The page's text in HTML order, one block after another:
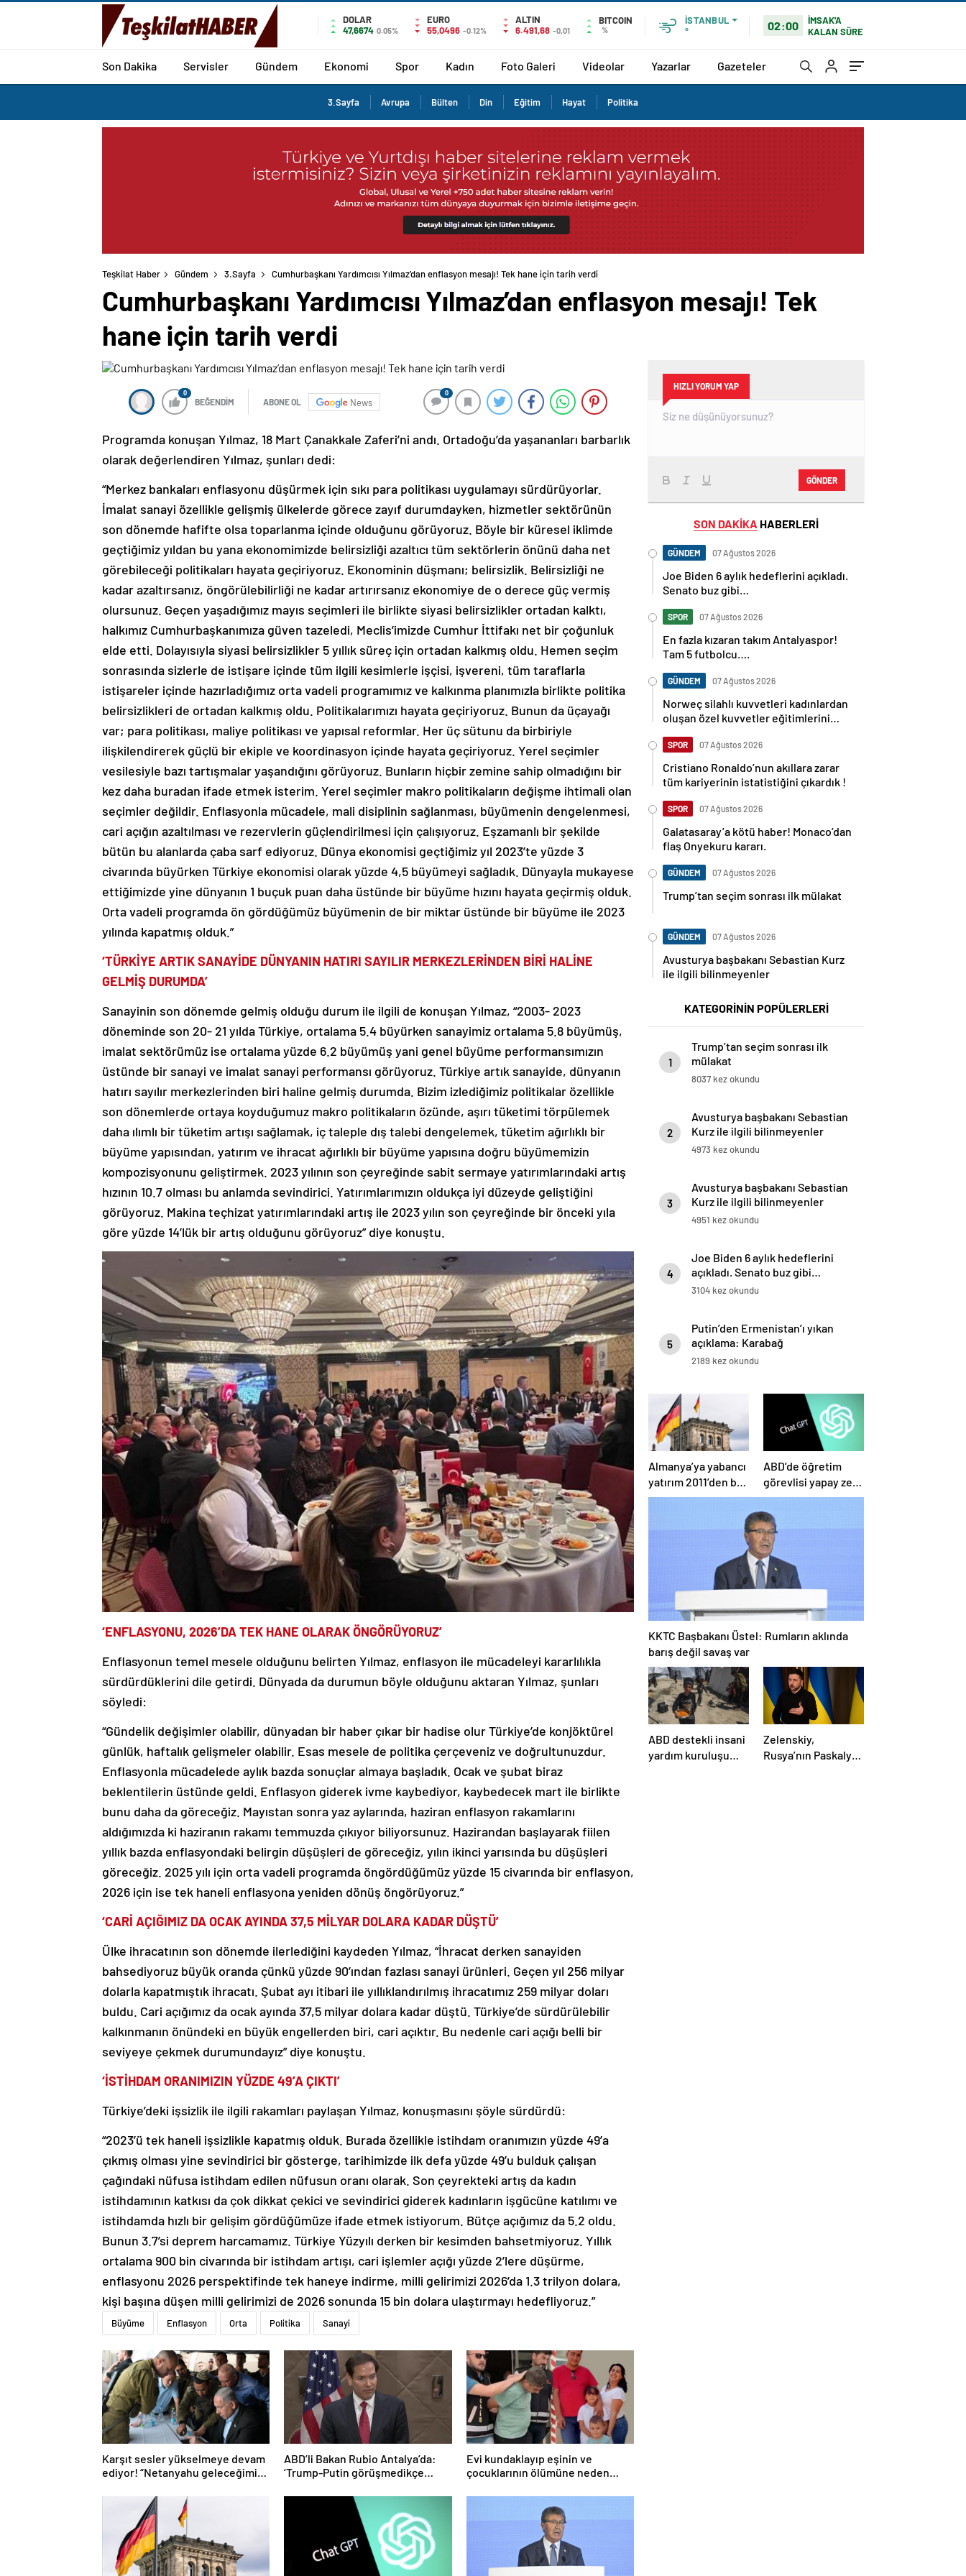
DOLAR
47,6674 0.05%
EURO
55,0496 -0.12%
ALTIN
6.491,68 -0,01
BITCOIN
%
İSTANBUL
°
02:00
İMSAK'A
KALAN SÜRE
Son Dakika Servisler Gündem Ekonomi Spor Kadın Foto Galeri Videolar Yazarlar Gazeteler
3.Sayfa Avrupa Bülten Din Eğitim Hayat Politika
Teşkilat Haber Gündem 3.Sayfa Cumhurbaşkanı Yardımcısı Yılmaz’dan enflasyon mesajı! Tek hane için tarih verdi
Cumhurbaşkanı Yardımcısı Yılmaz’dan enflasyon mesajı! Tek
hane için tarih verdi
0
BEĞENDİM ABONE OL News
0
Programda konuşan Yılmaz, 18 Mart Çanakkale Zaferi’ni andı. Ortadoğu’da yaşananları barbarlık
olarak değerlendiren Yılmaz, şunları dedi:
“Merkez bankaları enflasyonu düşürmek için sıkı para politikası uygulamayı sürdürüyorlar.
İmalat sanayi özellikle gelişmiş ülkelerde görece zayıf durumdayken, hizmetler sektörünün
son dönemde hafifte olsa toparlanma içinde olduğunu görüyoruz. Böyle bir küresel iklimde
geçtiğimiz yıldan bu yana ekonomimizde belirsizliği azaltıcı tüm sektörlerin önünü daha net
görebileceği politikaları hayata geçiriyoruz. Ekonominin düşmanı; belirsizlik. Belirsizliği ne
kadar azaltırsanız, öngörülebilirliği ne kadar artırırsanız ekonomiye de o derece güç vermiş
olursunuz. Geçen yaşadığımız mayıs seçimleri ile birlikte siyasi belirsizlikler ortadan kalktı,
halkımız Cumhurbaşkanımıza güven tazeledi, Meclis’imizde Cumhur İttifakı net bir çoğunluk
elde etti. Dolayısıyla siyasi belirsizlikler 5 yıllık süreç için ortadan kalkmış oldu. Hemen seçim
sonrasında sizlerle de istişare içinde tüm ilgili kesimlerle işçisi, işvereni, tüm taraflarla
istişareler içinde hazırladığımız orta vadeli programımız ve kalkınma planımızla birlikte politika
belirsizlikleri de ortadan kalkmış oldu. Politikalarımızı hayata geçiriyoruz. Bunun da üçayağı
var; para politikası, maliye politikası ve yapısal reformlar. Her üç sütunu da birbiriyle
ilişkilendirerek güçlü bir ekiple ve koordinasyon içinde hayata geçiriyoruz. Yerel seçimler
vesilesiyle bazı tartışmalar yaşandığını görüyoruz. Bunların hiçbir zemine sahip olmadığını bir
kez daha buradan ifade etmek isterim. Yerel seçimler makro politikaların değişme ihtimali olan
seçimler değildir. Enflasyonla mücadele, mali disiplinin sağlanması, büyümenin dengelenmesi,
cari açığın azaltılması ve rezervlerin güçlendirilmesi için çalışıyoruz. Eşzamanlı bir şekilde
bütün bu alanlarda çaba sarf ediyoruz. Dünya ekonomisi geçtiğimiz yıl 2023’te yüzde 3
civarında büyürken Türkiye ekonomisi olarak yüzde 4,5 büyümeyi sağladık. Dünyayla mukayese
ettiğimizde yine dünyanın 1 buçuk puan daha üstünde bir büyüme hızını hayata geçirmiş olduk.
Orta vadeli programda ön gördüğümüz büyümenin de bir miktar üstünde bir büyüme ile 2023
yılında kapatmış olduk.”
‘TÜRKİYE ARTIK SANAYİDE DÜNYANIN HATIRI SAYILIR MERKEZLERİNDEN BİRİ HALİNE
GELMİŞ DURUMDA’
Sanayinin son dönemde gelmiş olduğu durum ile ilgili de konuşan Yılmaz, “2003- 2023
döneminde son 20- 21 yılda Türkiye, ortalama 5.4 büyürken sanayimiz ortalama 5.8 büyümüş,
imalat sektörümüz ise ortalama yüzde 6.2 büyümüş yani genel büyüme performansımızın
üstünde bir sanayi ve imalat sanayi performansı görüyoruz. Türkiye artık sanayide, dünyanın
hatırı sayılır merkezlerinden biri haline gelmiş durumda. Bizim izlediğimiz politikalar özellikle
son dönemlerde ortaya koyduğumuz makro politikaların özünde, aşırı tüketimi törpülemek
daha ılımlı bir tüketim artışı sağlamak, iç taleple dış talebi dengelemek, tüketim ağırlıklı bir
büyüme yapısından, yatırım ve ihracat ağırlıklı bir büyüme yapısına doğru büyümemizin
kompozisyonunu geliştirmek. 2023 yılının son çeyreğinde sabit sermaye yatırımlarındaki artış
hızının 10.7 olması bu anlamda sevindirici. Yatırımlarımızın oldukça iyi düzeyde geliştiğini
görüyoruz. Makina teçhizat yatırımlarındaki artış ile 2023 yılın son çeyreğinde bir önceki yıla
göre yüzde 14’lük bir artış olduğunu görüyoruz” diye konuştu.
‘ENFLASYONU, 2026’DA TEK HANE OLARAK ÖNGÖRÜYORUZ’
Enflasyonun temel mesele olduğunu belirten Yılmaz, enflasyon ile mücadeleyi kararlılıkla
sürdürdüklerini dile getirdi. Dünyada da durumun böyle olduğunu aktaran Yılmaz, şunları
söyledi:
“Gündelik değişimler olabilir, dünyadan bir haber çıkar bir hadise olur Türkiye’de konjöktürel
günlük, haftalık gelişmeler olabilir. Esas mesele de politika çerçeveniz ve doğrultunuzdur.
Enflasyonla mücadelede aylık bazda sonuçlar almaya başladık. Ocak ve şubat biraz
beklentilerin üstünde geldi. Enflasyon giderek ivme kaybediyor, kaybedecek mart ile birlikte
bunu daha da göreceğiz. Mayıstan sonra yaz aylarında, haziran enflasyon rakamlarını
aldığımızda ki haziranın rakamı temmuzda çıkıyor biliyorsunuz. Hazirandan başlayarak fiilen
yıllık bazda enflasyondaki belirgin düşüşleri de göreceğiz, yılın ikinci yarısında bu düşüşleri
göreceğiz. 2025 yılı için orta vadeli programda öngördüğümüz yüzde 15 civarında bir enflasyon,
2026 için ise tek haneli enflasyona yeniden dönüş öngörüyoruz.”
‘CARİ AÇIĞIMIZ DA OCAK AYINDA 37,5 MİLYAR DOLARA KADAR DÜŞTÜ’
Ülke ihracatının son dönemde ilerlediğini kaydeden Yılmaz, “İhracat derken sanayiden
bahsediyoruz büyük oranda çünkü yüzde 90’ından fazlası sanayi ürünleri. Geçen yıl 256 milyar
dolarla kapatmıştık ihracatı. Şubat ayı itibari ile yıllıklandırılmış ihracatımız 259 milyar doları
buldu. Cari açığımız da ocak ayında 37,5 milyar dolara kadar düştü. Türkiye’de sürdürülebilir
kalkınmanın önündeki en büyük engellerden biri, cari açıktır. Bu nedenle cari açığı belli bir
seviyeye çekmek durumundayız” diye konuştu.
‘İSTİHDAM ORANIMIZIN YÜZDE 49’A ÇIKTI’
Türkiye’deki işsizlik ile ilgili rakamları paylaşan Yılmaz, konuşmasını şöyle sürdürdü:
“2023’ü tek haneli işsizlikle kapatmış olduk. Burada özellikle istihdam oranımızın yüzde 49’a
çıkmış olması yine sevindirici bir gösterge, tarihimizde ilk defa yüzde 49’u bulduk çalışan
çağındaki nüfusa istihdam edilen nüfusun oranı olarak. Son çeyrekteki artış da kadın
istihdamının katkısı da çok dikkat çekici ve sevindirici giderek kadınların işgücüne katılımı ve
istihdamda hızlı bir gelişim gördüğümüze ifade etmek istiyorum. Bütçe açığımız da 5.2 oldu.
Bunun 3.7’si deprem harcamamız. Türkiye Yüzyılı derken bir kesimden bahsetmiyoruz. Yıllık
ortalama 900 bin civarında bir istihdam artışı, cari işlemler açığı yüzde 2’lere düşürme,
enflasyonu 2026 perspektifinde tek haneye indirme, milli gelirimizi 2026’da 1.3 trilyon dolara,
kişi başına düşen milli gelirimizi de 2026 sonunda 15 bin dolara ulaştırmayı hedefliyoruz.”
Büyüme Enflasyon Orta Politika Sanayi
Karşıt sesler yükselmeye devam
ediyor! “Netanyahu geleceğimizi
ABD’li Bakan Rubio Antalya’da:
‘Trump-Putin görüşmedikçe
Evi kundaklayıp eşinin ve
çocuklarının ölümüne neden
çıktı
HIZLI YORUM YAP
GÖNDER
SON DAKİKA HABERLERİ
GÜNDEM 07 Ağustos 2026
Joe Biden 6 aylık hedeflerini açıkladı.
Senato buz gibi…
SPOR 07 Ağustos 2026
En fazla kızaran takım Antalyaspor!
Tam 5 futbolcu….
GÜNDEM 07 Ağustos 2026
Norweç silahlı kuvvetleri kadınlardan
oluşan özel kuvvetler eğitimlerini
SPOR 07 Ağustos 2026
Cristiano Ronaldo’nun akıllara zarar
tüm kariyerinin istatistiğini çıkardık !
SPOR 07 Ağustos 2026
Galatasaray’a kötü haber! Monaco’dan
flaş Onyekuru kararı.
GÜNDEM 07 Ağustos 2026
Trump’tan seçim sonrası ilk mülakat
GÜNDEM 07 Ağustos 2026
Avusturya başbakanı Sebastian Kurz
ile ilgili bilinmeyenler
KATEGORİNİN POPÜLERLERİ
1
Trump’tan seçim sonrası ilk
mülakat
8037 kez okundu
2
Avusturya başbakanı Sebastian
Kurz ile ilgili bilinmeyenler
4973 kez okundu
3
Avusturya başbakanı Sebastian
Kurz ile ilgili bilinmeyenler
4951 kez okundu
4
Joe Biden 6 aylık hedeflerini
açıkladı. Senato buz gibi…
3104 kez okundu
5
Putin’den Ermenistan’ı yıkan
açıklama: Karabağ
Azerbaycan’ın ayrılmaz bir
2189 kez okundu
Almanya’ya yabancı
yatırım 2011’den bu
yana en düşük
ABD’de öğretim
görevlisi yapay zeka
kullandı: Öğrenci
ders ücretini geri
istedi
KKTC Başbakanı Üstel: Rumların aklında
barış değil savaş var
ABD destekli insani
yardım kuruluşu
Zelenskiy,
Rusya’nın Paskalya